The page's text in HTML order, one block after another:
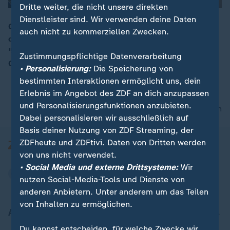
Obwohl sich der Waffenstillstand abzeichnete, seien
die Menschen "sehr überrascht" gewesen. So habe es
"Jubelhupen und Freudenschüsse" gegeben, berichtet
Golineh Atai, ZDF-Korrespondentin in Beirut.
nach oben
Dritte weiter, die nicht unsere direkten
Dienstleister sind. Wir verwenden deine Daten
auch nicht zu kommerziellen Zwecken.
Zustimmungspflichtige Datenverarbeitung
• Personalisierung:Die Speicherung von
bestimmten Interaktionen ermöglicht uns, dein
Erlebnis im Angebot des ZDF an dich anzupassen
und Personalisierungsfunktionen anzubieten.
Dabei personalisieren wir ausschließlich auf
Basis deiner Nutzung von ZDF Streaming, der
ZDFheute und ZDFtivi. Daten von Dritten werden
von uns nicht verwendet.
• Social Media und externe Drittsysteme:Wir
nutzen Social-Media-Tools und Dienste von
anderen Anbietern. Unter anderem um das Teilen
von Inhalten zu ermöglichen.